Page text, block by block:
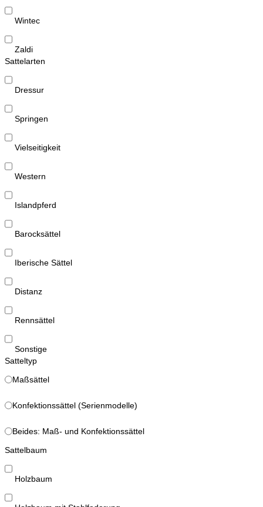
Wintec
Zaldi
Sattelarten
Dressur
Springen
Vielseitigkeit
Western
Islandpferd
Barocksättel
Iberische Sättel
Distanz
Rennsättel
Sonstige
Satteltyp
Maßsättel
Konfektionssättel (Serienmodelle)
Beides: Maß- und Konfektionssättel
Sattelbaum
Holzbaum